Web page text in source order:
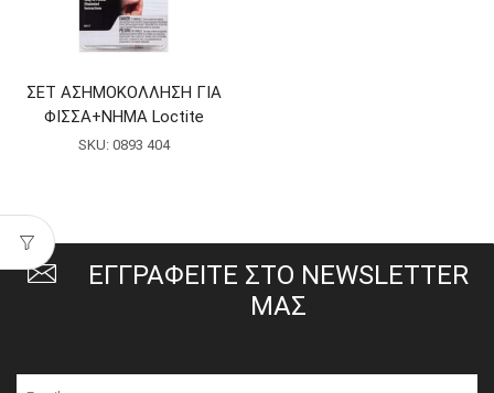
ΣΕΤ ΑΣΗΜΟΚΟΛΛΗΣΗ ΓΙΑ
ΦΙΣΣΑ+ΝΗΜΑ Loctite
SKU: 0893 404
ΕΓΓΡΑΦΕΙΤΕ ΣΤΟ NEWSLETTER
ΜΑΣ